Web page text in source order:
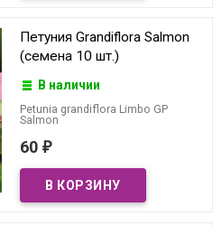
Петуния Grandiflora Salmon
(семена 10 шт.)
В наличии
Petunia grandiflora Limbo GP
Salmon
60 ₽